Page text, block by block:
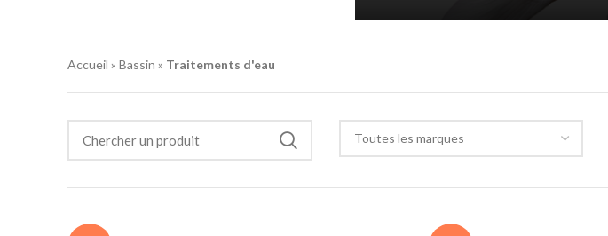
Accueil » Bassin » Traitements d'eau
Toutes les marques